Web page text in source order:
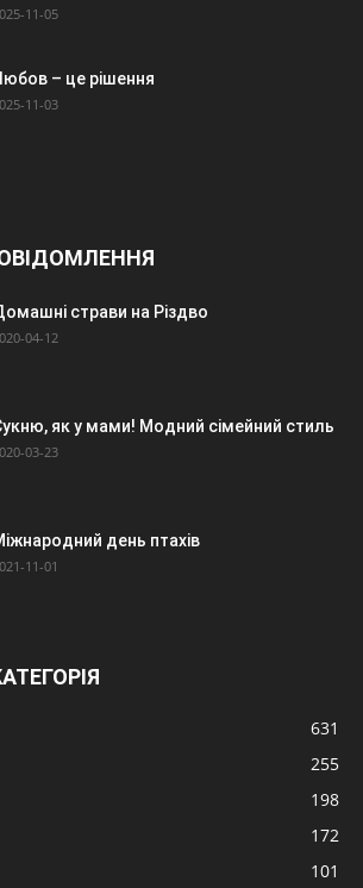
11-05
– це рішення
11-03
страви на Різдво
04-12
як у мами! Модний сімейний стиль
03-23
день птахів
11-01
631
255
198
172
101